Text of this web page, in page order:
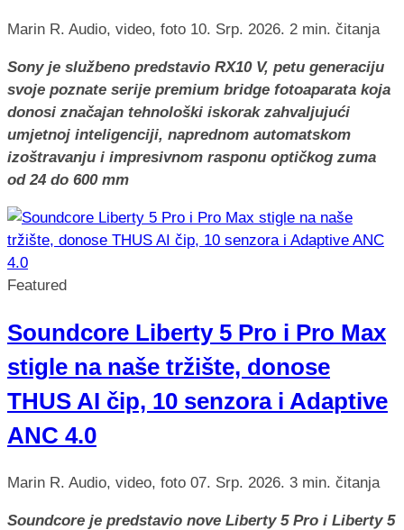
Marin R. Audio, video, foto 10. Srp. 2026. 2 min. čitanja
Sony je službeno predstavio RX10 V, petu generaciju
svoje poznate serije premium bridge fotoaparata koja
donosi značajan tehnološki iskorak zahvaljujući
umjetnoj inteligenciji, naprednom automatskom
izoštravanju i impresivnom rasponu optičkog zuma
od 24 do 600 mm
Featured
Soundcore Liberty 5 Pro i Pro Max
stigle na naše tržište, donose
THUS AI čip, 10 senzora i Adaptive
ANC 4.0
Marin R. Audio, video, foto 07. Srp. 2026. 3 min. čitanja
Soundcore je predstavio nove Liberty 5 Pro i Liberty 5